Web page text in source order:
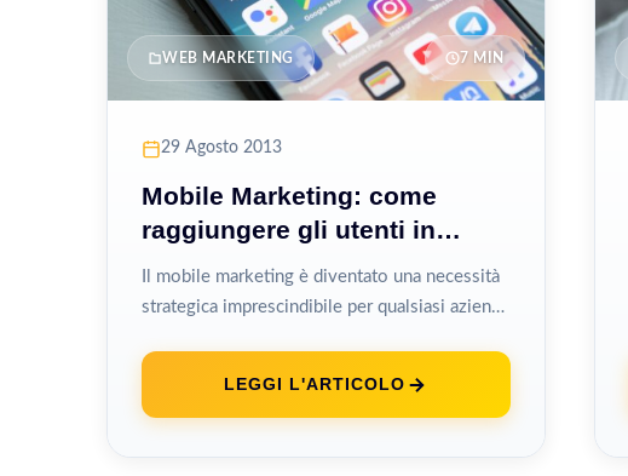
WEB MARKETING 7 MIN
29 Agosto 2013
Mobile Marketing: come
raggiungere gli utenti in
movimento
Il mobile marketing è diventato una necessità
strategica imprescindibile per qualsiasi azienda
proprio pubblico in...
LEGGI L'ARTICOLO